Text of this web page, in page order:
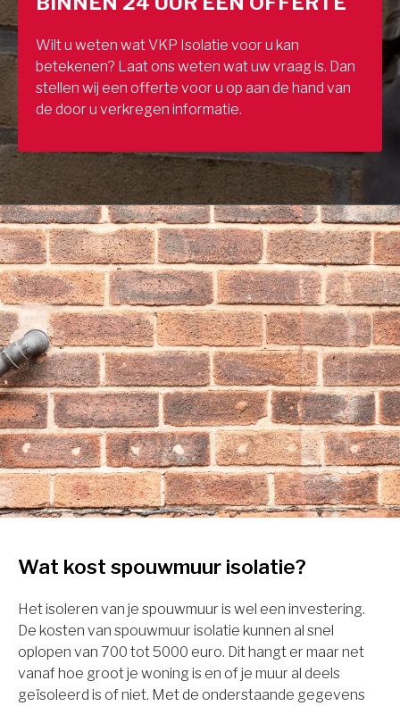
Wilt u weten wat VKP Isolatie voor u kan
betekenen? Laat ons weten wat uw vraag is. Dan
stellen wij een offerte voor u op aan de hand van
de door u verkregen informatie.
Wat kost spouwmuur isolatie?
Het isoleren van je spouwmuur is wel een investering.
De kosten van spouwmuur isolatie kunnen al snel
oplopen van 700 tot 5000 euro. Dit hangt er maar net
vanaf hoe groot je woning is en of je muur al deels
geïsoleerd is of niet. Met de onderstaande gegevens